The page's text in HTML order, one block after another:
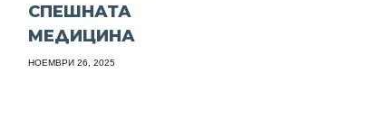
СПЕШНАТА
МЕДИЦИНА
НОЕМВРИ 26, 2025